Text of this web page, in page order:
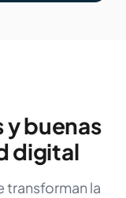
y buenas
digital
transforman la